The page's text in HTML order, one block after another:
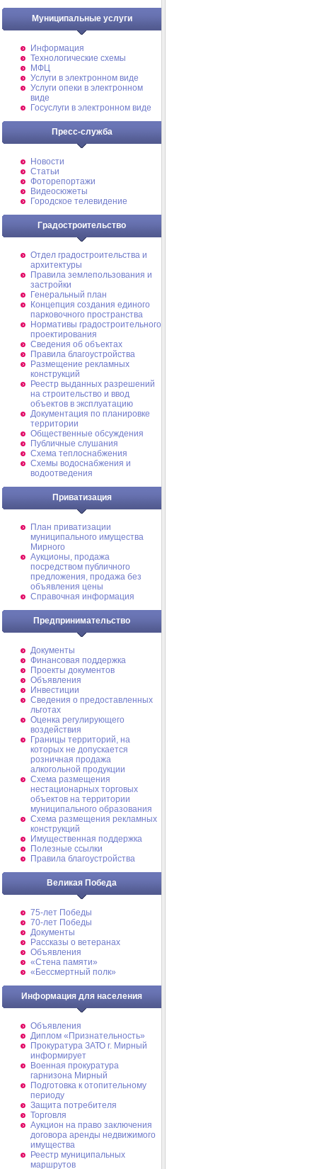
Муниципальные услуги
Информация
Технологические схемы
МФЦ
Услуги в электронном виде
Услуги опеки в электронном
виде
Госуслуги в электронном виде
Пресс-служба
Новости
Статьи
Фоторепортажи
Видеосюжеты
Городское телевидение
Градостроительство
Отдел градостроительства и
архитектуры
Правила землепользования и
застройки
Генеральный план
Концепция создания единого
парковочного пространства
Нормативы градостроительного
проектирования
Сведения об объектах
Правила благоустройства
Размещение рекламных
конструкций
Реестр выданных разрешений
на строительство и ввод
объектов в эксплуатацию
Документация по планировке
территории
Общественные обсуждения
Публичные слушания
Схема теплоснабжения
Схемы водоснабжения и
водоотведения
Приватизация
План приватизации
муниципального имущества
Мирного
Аукционы, продажа
посредством публичного
предложения, продажа без
объявления цены
Справочная информация
Предпринимательство
Документы
Финансовая поддержка
Проекты документов
Объявления
Инвестиции
Сведения о предоставленных
льготах
Оценка регулирующего
воздействия
Границы территорий, на
которых не допускается
розничная продажа
алкогольной продукции
Схема размещения
нестационарных торговых
объектов на территории
муниципального образования
Схема размещения рекламных
конструкций
Имущественная поддержка
Полезные ссылки
Правила благоустройства
Великая Победа
75-лет Победы
70-лет Победы
Документы
Рассказы о ветеранах
Объявления
«Стена памяти»
«Бессмертный полк»
Информация для населения
Объявления
Диплом «Признательность»
Прокуратура ЗАТО г. Мирный
информирует
Военная прокуратура
гарнизона Мирный
Подготовка к отопительному
периоду
Защита потребителя
Торговля
Аукцион на право заключения
договора аренды недвижимого
имущества
Реестр муниципальных
маршрутов